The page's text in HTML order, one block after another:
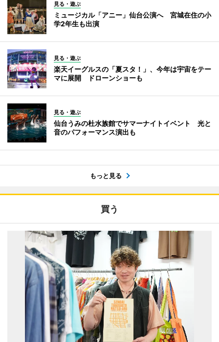
見る・遊ぶ
ミュージカル「アニー」仙台公演へ 宮城在住の小
学2年生も出演
見る・遊ぶ
楽天イーグルスの「夏スタ！」、今年は宇宙をテー
マに展開 ドローンショーも
見る・遊ぶ
仙台うみの杜水族館でサマーナイトイベント 光と
音のパフォーマンス演出も
もっと見る
買う